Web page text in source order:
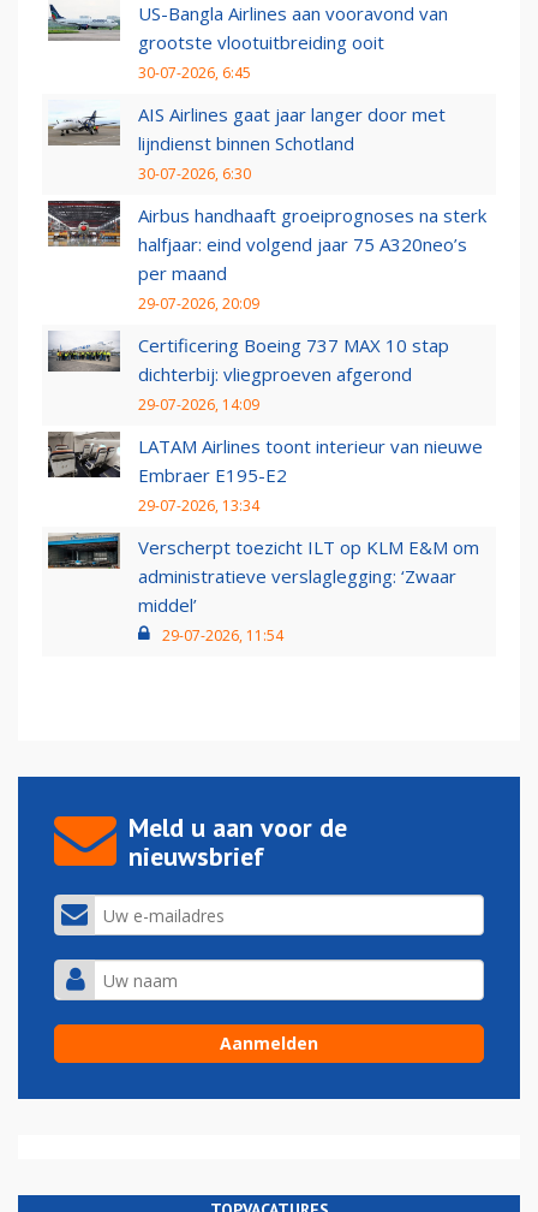
US-Bangla Airlines aan vooravond van
grootste vlootuitbreiding ooit
30-07-2026, 6:45
AIS Airlines gaat jaar langer door met
lijndienst binnen Schotland
30-07-2026, 6:30
Airbus handhaaft groeiprognoses na sterk
halfjaar: eind volgend jaar 75 A320neo’s
per maand
29-07-2026, 20:09
Certificering Boeing 737 MAX 10 stap
dichterbij: vliegproeven afgerond
29-07-2026, 14:09
LATAM Airlines toont interieur van nieuwe
Embraer E195-E2
29-07-2026, 13:34
Verscherpt toezicht ILT op KLM E&M om
administratieve verslaglegging: ‘Zwaar
middel’
29-07-2026, 11:54
Meld u aan voor de
nieuwsbrief